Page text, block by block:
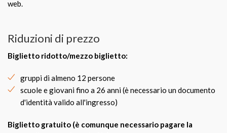
web.
Riduzioni di prezzo
Biglietto ridotto/mezzo biglietto:
gruppi di almeno 12 persone
scuole e giovani fino a 26 anni (è necessario un documento
d'identità valido all'ingresso)
Biglietto gratuito (è comunque necessario pagare la